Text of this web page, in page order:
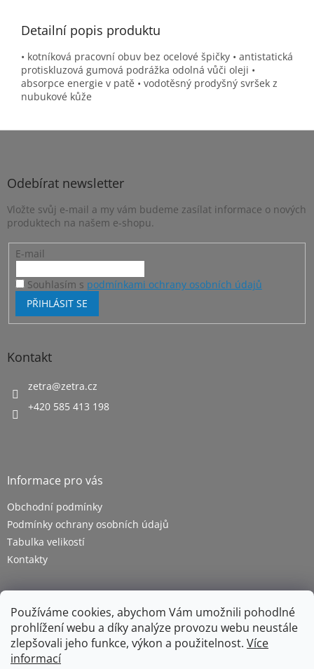
Používáme cookies, abychom Vám umožnili pohodlné
prohlížení webu a díky analýze provozu webu neustále
zlepšovali jeho funkce, výkon a použitelnost. Více
informací
Detailní popis produktu
• kotníková pracovní obuv bez ocelové špičky • antistatická
protiskluzová gumová podrážka odolná vůči oleji •
absorpce energie v patě • vodotěsný prodyšný svršek z
nubukové kůže
Z
Odebírat newsletter
Vložte svůj e-mail a my vám budeme zasílat informace o nových
produktech na našem e-shopu.
E-mail
Souhlasím s podmínkami ochrany osobních údajů
PŘIHLÁSIT SE
Kontakt
zetra@zetra.cz
+420 585 413 198
Informace pro vás
Obchodní podmínky
Podmínky ochrany osobních údajů
Tabulka velikostí
Kontakty